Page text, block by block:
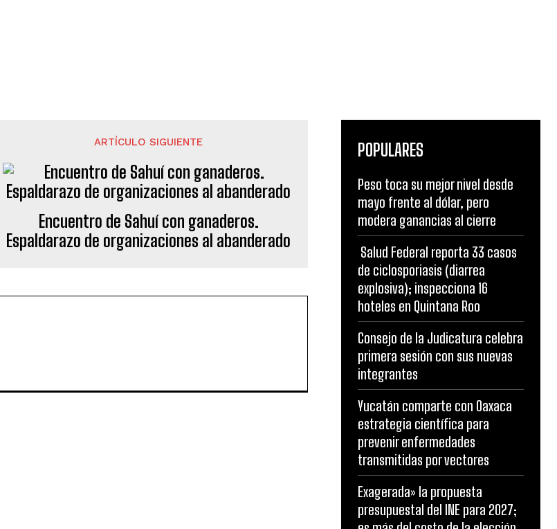
ARTÍCULO SIGUIENTE
Encuentro de Sahuí con ganaderos.
Espaldarazo de organizaciones al abanderado
POPULARES
Peso toca su mejor nivel desde
mayo frente al dólar, pero
modera ganancias al cierre
Salud Federal reporta 33 casos
de ciclosporiasis (diarrea
explosiva); inspecciona 16
hoteles en Quintana Roo
Consejo de la Judicatura celebra
primera sesión con sus nuevas
integrantes
Yucatán comparte con Oaxaca
estrategia científica para
prevenir enfermedades
transmitidas por vectores
Exagerada» la propuesta
presupuestal del INE para 2027;